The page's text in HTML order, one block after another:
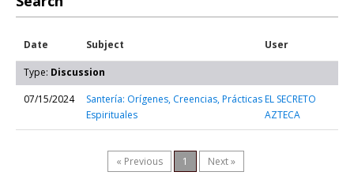
Date Subject User
Type: Discussion
07/15/2024
Santería: Orígenes, Creencias, Prácticas
Espirituales
EL SECRETO
AZTECA
« Previous 1 Next »